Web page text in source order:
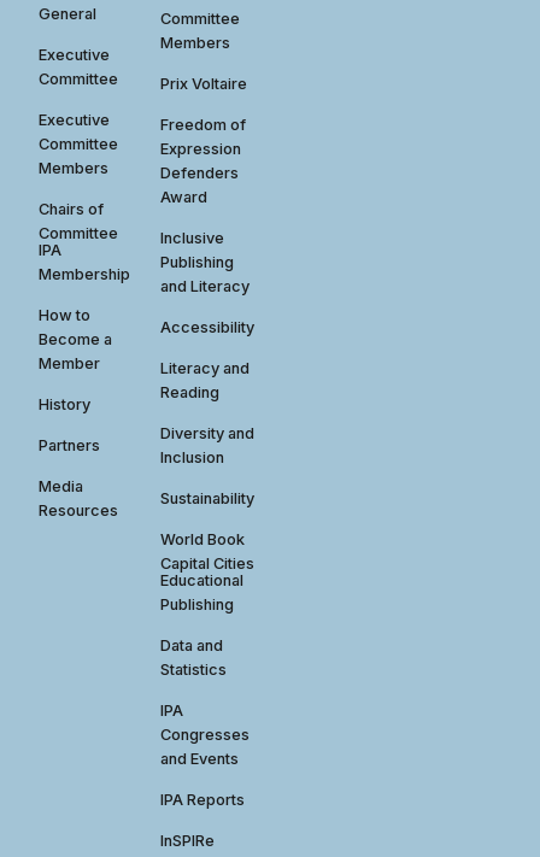
General
Executive
Committee
Executive
Committee
Members
Chairs of
Committee
IPA
Membership
How to
Become a
Member
History
Partners
Media
Resources
Committee
Members
Prix Voltaire
Freedom of
Expression
Defenders
Award
Inclusive
Publishing
and Literacy
Accessibility
Literacy and
Reading
Diversity and
Inclusion
Sustainability
World Book
Capital Cities
Educational
Publishing
Data and
Statistics
IPA
Congresses
and Events
IPA Reports
InSPIRe